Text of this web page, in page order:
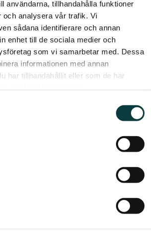
användarna, tillhandahålla funktioner
och analysera vår trafik. Vi
sådana identifierare och annan
enhet till de sociala medier och
som vi samarbetar med. Dessa
informationen med annan
har tillhandahållit eller som de har